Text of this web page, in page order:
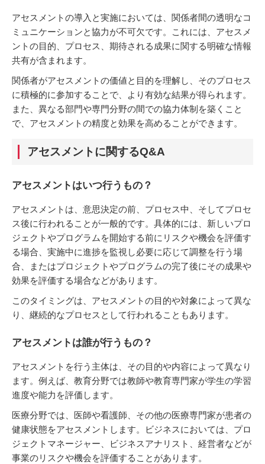
アセスメントの導入と実施においては、関係者間の透明なコ
ミュニケーションと協力が不可欠です。これには、アセスメ
ントの目的、プロセス、期待される成果に関する明確な情報
共有が含まれます。
関係者がアセスメントの価値と目的を理解し、そのプロセス
に積極的に参加することで、より有効な結果が得られます。
また、異なる部門や専門分野の間での協力体制を築くこと
で、アセスメントの精度と効果を高めることができます。
アセスメントに関するQ&A
アセスメントはいつ行うもの？
アセスメントは、意思決定の前、プロセス中、そしてプロセ
ス後に行われることが一般的です。具体的には、新しいプロ
ジェクトやプログラムを開始する前にリスクや機会を評価す
る場合、実施中に進捗を監視し必要に応じて調整を行う場
合、またはプロジェクトやプログラムの完了後にその成果や
効果を評価する場合などがあります。
このタイミングは、アセスメントの目的や対象によって異な
り、継続的なプロセスとして行われることもあります。
アセスメントは誰が行うもの？
アセスメントを行う主体は、その目的や内容によって異なり
ます。例えば、教育分野では教師や教育専門家が学生の学習
進度や能力を評価します。
医療分野では、医師や看護師、その他の医療専門家が患者の
健康状態をアセスメントします。ビジネスにおいては、プロ
ジェクトマネージャー、ビジネスアナリスト、経営者などが
事業のリスクや機会を評価することがあります。